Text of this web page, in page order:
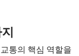
통의 핵심 역할을